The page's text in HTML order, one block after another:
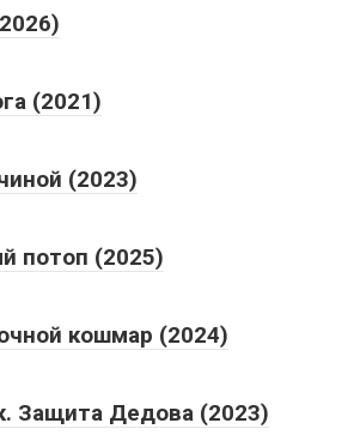
(2021)
(2023)
потоп (2025)
кошмар (2024)
Защита Дедова (2023)